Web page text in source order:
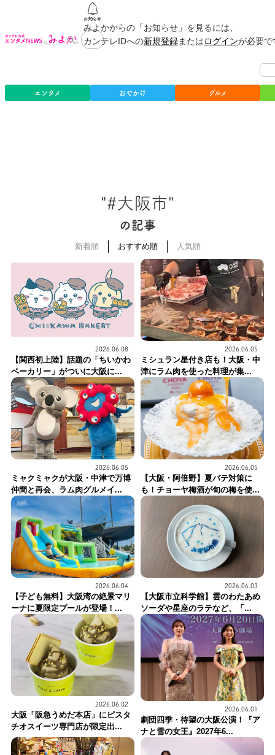
みよかからの「お知らせ」を見るには、
カンテレIDへの新規登録またはログインが必要
エンタメ おでかけ グルメ
"#大阪市"
の記事
新着順 おすすめ順 人気順
2026.06.08
【関西初上陸】話題の「ちいかわ
ベーカリー」がついに大阪に...
2026.06.05
ミシュラン星付き店も！大阪・中
津にラム肉を使った料理が集...
2026.06.05
ミャクミャクが大阪・中津で万博
仲間と再会、ラム肉グルメイ...
2026.06.05
【大阪・阿倍野】夏バテ対策に
も！チョーヤ梅酒が旬の梅を使...
2026.06.04
【子ども無料】大阪湾の絶景マリ
ーナに夏限定プールが登場！...
2026.06.03
【大阪市立科学館】雲のわたあめ
ソーダや星座のラテなど、「...
2026.06.02
大阪「阪急うめだ本店」にピスタ
チオスイーツ専門店が限定出...
2026.06.01
劇団四季・待望の大阪公演！『ア
ナと雪の女王』2027年6...